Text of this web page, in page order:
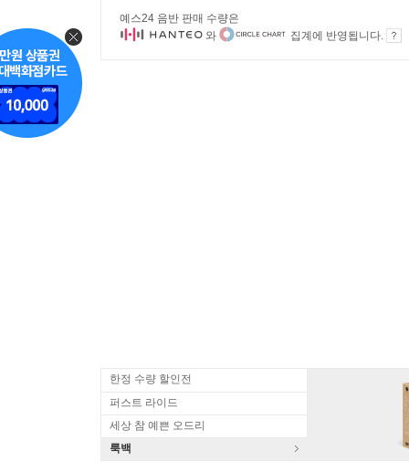
예스24 음반 판매 수량은
와
집계에 반영됩니다.
한정 수량 할인전
퍼스트 라이드
세상 참 예쁜 오드리
룩백